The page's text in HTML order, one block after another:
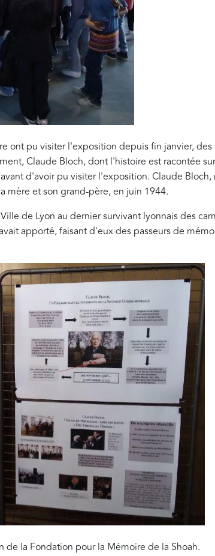
ont pu visiter l'exposition depuis fin janvier,
Claude Bloch, dont l'histoire est racontée
d'avoir pu visiter l'exposition. Claude
mère et son grand-père, en juin 1944.
de Lyon au dernier survivant lyonnais des
apporté, faisant d'eux des passeurs de
la Fondation pour la Mémoire de la Shoah.